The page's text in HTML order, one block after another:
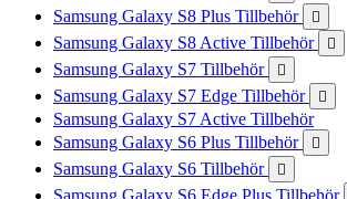
Samsung Galaxy S8 Plus Tillbehör 
Samsung Galaxy S8 Active Tillbehör 
Samsung Galaxy S7 Tillbehör 
Samsung Galaxy S7 Edge Tillbehör 
Samsung Galaxy S7 Active Tillbehör
Samsung Galaxy S6 Plus Tillbehör

Samsung Galaxy S6 Tillbehör 
Samsung Galaxy S6 Edge Plus Tillbehör